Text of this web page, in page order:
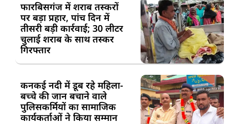
फारबिसगंज में शराब तस्करों
पर बड़ा प्रहार, पांच दिन में
तीसरी बड़ी कार्रवाई; 30 लीटर
चुलाई शराब के साथ तस्कर
गिरफ्तार
कनकई नदी में डूब रहे महिला-
बच्चे की जान बचाने वाले
पुलिसकर्मियों का सामाजिक
कार्यकर्ताओं ने किया सम्मान